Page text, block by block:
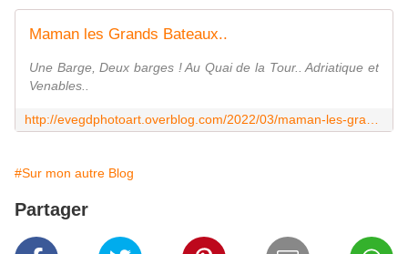
Maman les Grands Bateaux..
Une Barge, Deux barges ! Au Quai de la Tour.. Adriatique et
Venables..
#Sur mon autre Blog
Partager